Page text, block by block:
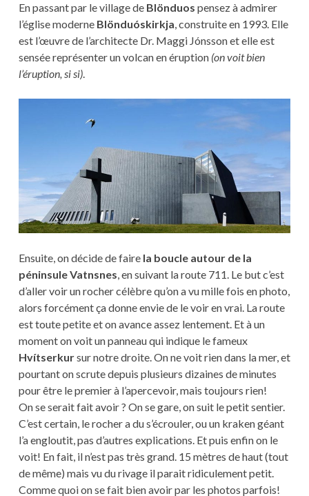
En passant par le village de Blönduos pensez à admirer
l’église moderne Blönduóskirkja, construite en 1993. Elle
est l’œuvre de l’architecte Dr. Maggi Jónsson et elle est
sensée représenter un volcan en éruption (on voit bien
l’éruption, si si).
Ensuite, on décide de faire la boucle autour de la
péninsuleVatnsnes, en suivant la route 711. Le but c’est
d’aller voir un rocher célèbre qu’on a vu mille fois en photo,
alors forcément ça donne envie de le voir en vrai. La route
est toute petite et on avance assez lentement. Et à un
moment on voit un panneau qui indique le fameux
Hvítserkursur notre droite. On ne voit rien dans la mer, et
pourtant on scrute depuis plusieurs dizaines de minutes
pour être le premier à l’apercevoir, mais toujours rien!
On se serait fait avoir ? On se gare, on suit le petit sentier.
C’est certain, le rocher a du s’écrouler, ou un kraken géant
l’a engloutit, pas d’autres explications. Et puis enfin on le
voit! En fait, il n’est pas très grand. 15 mètres de haut (tout
de même) mais vu du rivage il parait ridiculement petit.
Comme quoi on se fait bien avoir par les photos parfois!